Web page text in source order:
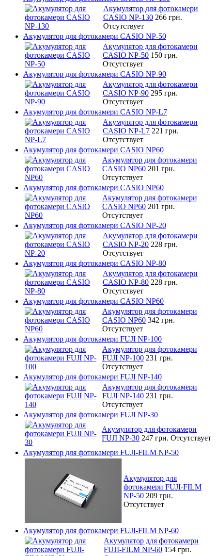
Акумулятор для фотокамери
CASIO NP-130 266 грн.
Отсутствует
Акумулятор для фотокамери CASIO NP-50
Акумулятор для фотокамери
CASIO NP-50 150 грн.
Отсутствует
Акумулятор для фотокамери CASIO NP-90
Акумулятор для фотокамери
CASIO NP-90 295 грн.
Отсутствует
Акумулятор для фотокамери CASIO NP-L7
Акумулятор для фотокамери
CASIO NP-L7 221 грн.
Отсутствует
Акумулятор для фотокамери CASIO NP60
Акумулятор для фотокамери
CASIO NP60 201 грн.
Отсутствует
Акумулятор для фотокамери CASIO NP60
Акумулятор для фотокамери
CASIO NP60 201 грн.
Отсутствует
Акумулятор для фотокамери CASIO NP-20
Акумулятор для фотокамери
CASIO NP-20 228 грн.
Отсутствует
Акумулятор для фотокамери CASIO NP-80
Акумулятор для фотокамери
CASIO NP-80 228 грн.
Отсутствует
Акумулятор для фотокамери CASIO NP60
Акумулятор для фотокамери
CASIO NP60 342 грн.
Отсутствует
Акумулятор для фотокамери FUJI NP-100
Акумулятор для фотокамери
FUJI NP-100 231 грн.
Отсутствует
Акумулятор для фотокамери FUJI NP-140
Акумулятор для фотокамери
FUJI NP-140 231 грн.
Отсутствует
Акумулятор для фотокамери FUJI NP-30
Акумулятор для фотокамери
FUJI NP-30 247 грн. Отсутствует
Акумулятор для фотокамери FUJI-FILM NP-50
Акумулятор для
фотокамери FUJI-FILM
NP-50 209 грн.
Отсутствует
Акумулятор для фотокамери FUJI-FILM NP-60
Акумулятор для фотокамери
FUJI-FILM NP-60 154 грн.